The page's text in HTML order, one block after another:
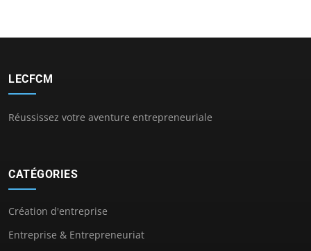
LECFCM
Réussissez votre aventure entrepreneuriale
CATÉGORIES
Création d'entreprise
Entreprise & Entrepreneuriat